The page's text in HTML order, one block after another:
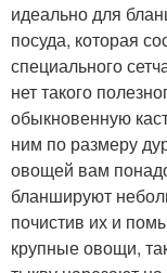
идеально для
посуда, которая
специального
нет такого
обыкновенную
ним по размеру
овощей вам
бланшируют
почистив их и
крупные овощи,